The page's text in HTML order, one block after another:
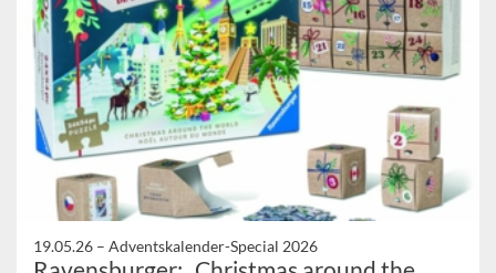
19.05.26 – Adventskalender-Special 2026